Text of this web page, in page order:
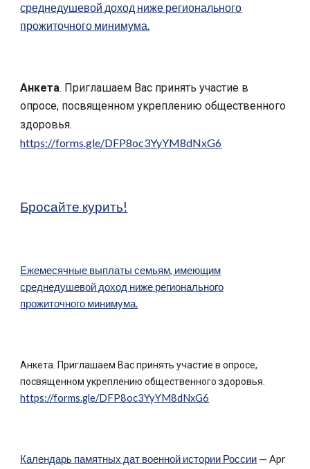
среднедушевой доход ниже регионального
прожиточного минимума.
Анкета. Приглашаем Вас принять участие в
опросе, посвященном укреплению общественного
здоровья.
https://forms.gle/DFP8oc3YyYM8dNxG6
Бросайте курить!
Ежемесячные выплаты семьям, имеющим
среднедушевой доход ниже регионального
прожиточного минимума.
Анкета. Приглашаем Вас принять участие в опросе,
посвященном укреплению общественного здоровья.
https://forms.gle/DFP8oc3YyYM8dNxG6
Календарь памятных дат военной истории России — Apr